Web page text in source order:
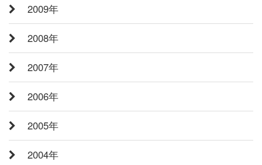
2009年
2008年
2007年
2006年
2005年
2004年